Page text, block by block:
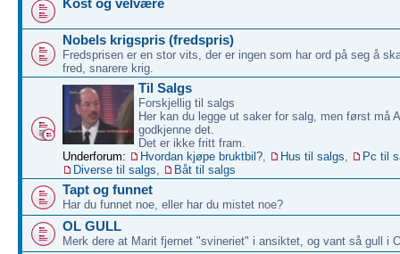
Kost og velvære
Nobels krigspris (fredspris)
Fredsprisen er en stor vits, der er ingen som har ord på seg å
fred, snarere krig.
Til Salgs
Forskjellig til salgs
Her kan du legge ut saker for salg, men først må
godkjenne det.
Det er ikke fritt fram.
Underforum:
Hvordan kjøpe bruktbil?, Hus til salgs,
Pc til
Diverse til salgs, Båt til salgs
Tapt og funnet
Har du funnet noe, eller har du mistet noe?
OL GULL
Merk dere at Marit fjernet "svineriet" i ansiktet, og vant så gull i